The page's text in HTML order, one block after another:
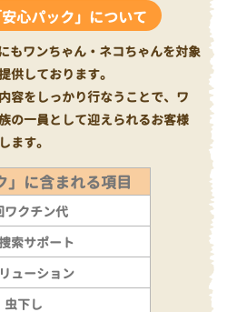
心パック」について
もワンちゃん・ネコちゃんを対象
供しております。
容をしっかり行なうことで、ワ
の一員として迎えられるお客様
ます。
」に含まれる項目
ワクチン代
索サポート
ューション
虫下し